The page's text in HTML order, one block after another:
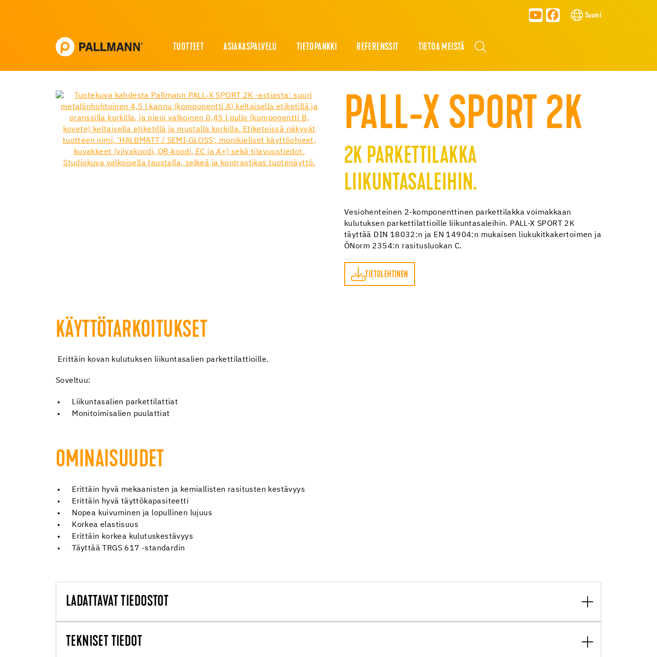
Suomi
TUOTTEET ASIAKASPALVELU TIETOPANKKI REFERENSSIT TIETOA MEISTÄ
PALL-X SPORT 2K
2K PARKETTILAKKA
LIIKUNTASALEIHIN.
Vesiohenteinen 2-komponenttinen parkettilakka voimakkaan
kulutuksen parkettilattioille liikuntasaleihin. PALL-X SPORT 2K
täyttää DIN 18032:n ja EN 14904:n mukaisen liukukitkakertoimen ja
ÖNorm 2354:n rasitusluokan C.
TIETOLEHTINEN
KÄYTTÖTARKOITUKSET
Erittäin kovan kulutuksen liikuntasalien parkettilattioille.
Soveltuu:
Liikuntasalien parkettilattiat
Monitoimisalien puulattiat
OMINAISUUDET
Erittäin hyvä mekaanisten ja kemiallisten rasitusten kestävyys
Erittäin hyvä täyttökapasiteetti
Nopea kuivuminen ja lopullinen lujuus
Korkea elastisuus
Erittäin korkea kulutuskestävyys
Täyttää TRGS 617 -standardin
LADATTAVAT TIEDOSTOT
TEKNISET TIEDOT